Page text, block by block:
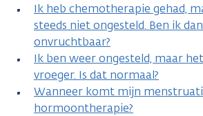
Ik heb chemotherapie gehad,
steeds niet ongesteld. Ben ik
onvruchtbaar?
Ik ben weer ongesteld, maar
vroeger. Is dat normaal?
Wanneer komt mijn
hormoontherapie?